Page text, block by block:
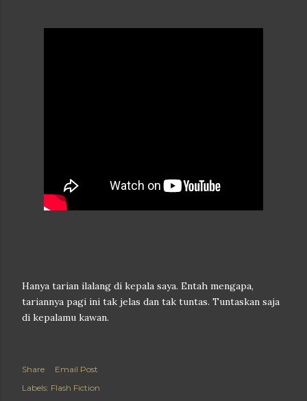
Hanya tarian ilalang di kepala saya. Entah mengapa,
tariannya pagi ini tak jelas dan tak tuntas. Tuntaskan saja
di kepalamu kawan.
Share
Email Post
Labels: Flash Fiction